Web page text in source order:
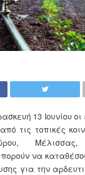
13 Ιουνίου
τις τοπικές
Μέλισσας,
να
για την